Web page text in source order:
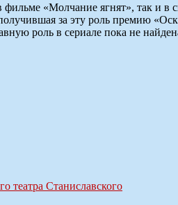
«Молчание ягнят», так и в
за эту роль премию
роль в сериале пока не
театра Станиславского